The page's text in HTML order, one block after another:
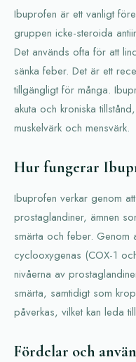
Ibuprofen är ett vanligt
gruppen icke-steroida
Det används ofta för att
sänka feber. Det är ett
tillgängligt för många.
akuta och kroniska
muskelvärk och mensvärk.
Hur fungerar
Ibuprofen verkar genom
prostaglandiner, ämnen
smärta och feber. Genom
cyclooxygenas (COX-1
nivåerna av
smärta, samtidigt som
påverkas, vilket kan leda
Fördelar och